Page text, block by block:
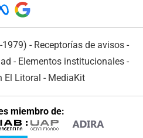
1979) - Receptorías de avisos -
- Elementos institucionales-
El Litoral - MediaKit
miembro de: